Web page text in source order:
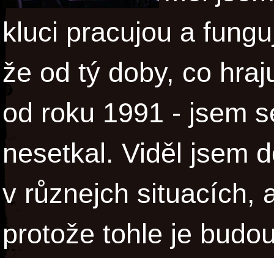
kluci pracujou a
že od tý doby, co
od roku 1991 - jsem
nesetkal. Viděl jsem
v různejch situacích,
protože tohle je